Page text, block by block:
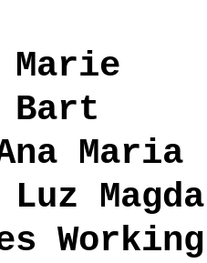
Bart
Maria